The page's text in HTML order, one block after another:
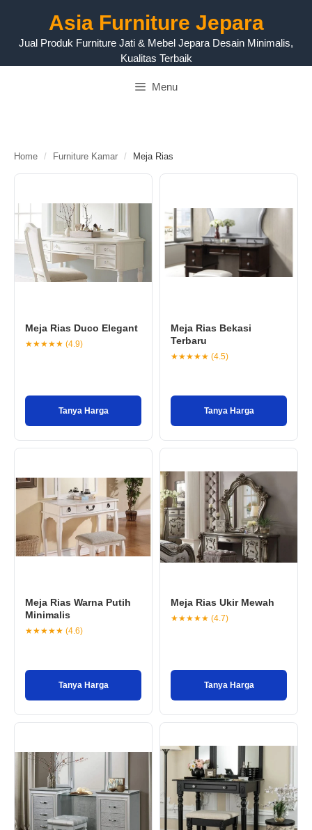
Asia Furniture Jepara
Jual Produk Furniture Jati & Mebel Jepara Desain Minimalis,
Kualitas Terbaik
Menu
M
j
a
R
Home / Furniture Kamar / Meja Rias
Meja Rias Duco Elegant
★★★★★ (4.9)
Tanya Harga
Meja Rias Bekasi
Terbaru
★★★★★ (4.5)
Tanya Harga
Meja Rias Warna Putih
Minimalis
★★★★★ (4.6)
Tanya Harga
Meja Rias Ukir Mewah
★★★★★ (4.7)
Tanya Harga